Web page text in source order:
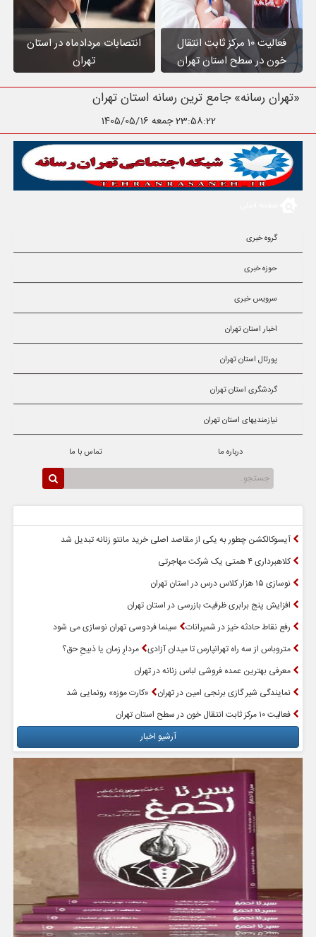
فعالیت ۱۰ مرکز ثابت انتقال
خون در سطح استان تهران
انتصابات مردادماه در استان
تهران
«تهران رسانه» جامع ترین رسانه اس
23:58:24 جمعه 1405/05/16
گروه خبری
حوزه خبری
سرویس خبری
اخبار استان تهران
پورتال استان تهران
گردشگری استان تهران
نیازمندیهای استان تهران
درباره ما تماس با ما
آیسوکالکشن چطور به یکی از مقاصد اصلی خرید مانتو زنانه تبدیل شد
کلاهبرداری ۴ همتی یک شرکت مهاجرتی
نوسازی ۱۵ هزار کلاس درس در استان تهران
افزایش پنج برابری ظرفیت بازرسی در استان تهران
رفع نقاط حادثه خیز در شمیرانات
سینما فردوسی تهران نوسازی می شود
متروباس از سه راه تهرانپارس تا میدان آزادی مردارِ زمان یا ذبیحِ حق؟
معرفی بهترین عمده فروشی لباس زنانه در تهران
نمایندگی شیر گازی برنجی امین در تهران
«کارت موزه» رونمایی شد
فعالیت ۱۰ مرکز ثابت انتقال خون در سطح استان تهران
آرشیو اخبار